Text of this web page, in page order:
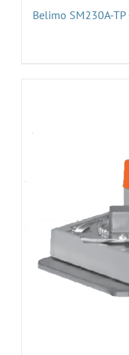
Belimo SM230A-TP